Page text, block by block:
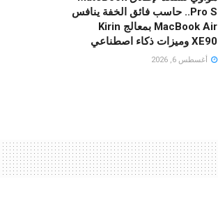
Pro S.. حاسب فائق الخفة ينافس
MacBook Air بمعالج Kirin
XE90 وميزات ذكاء اصطناعي
أغسطس 6, 2026